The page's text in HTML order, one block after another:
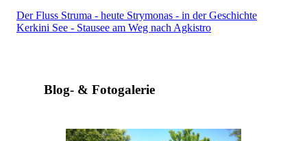
Der Fluss Struma - heute Strymonas - in der Geschichte
Kerkini See - Stausee am Weg nach Agkistro
Blog- & Fotogalerie